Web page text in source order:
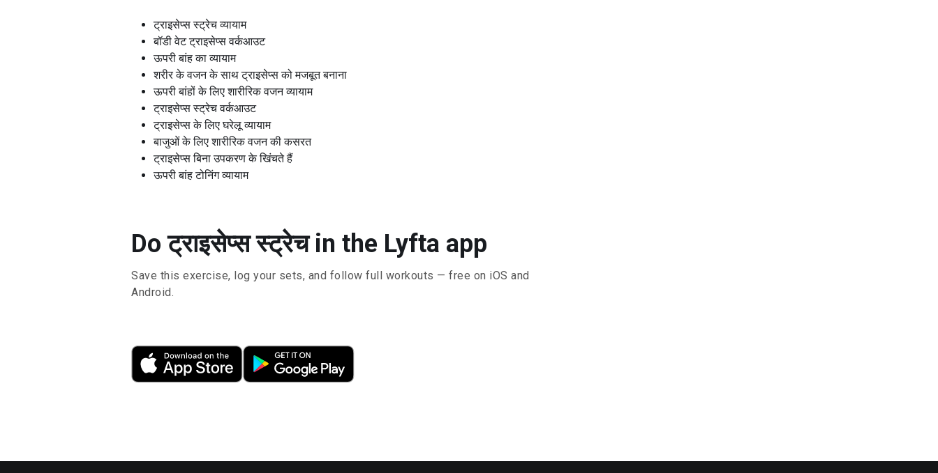
ट्राइसेप्स स्ट्रेच व्यायाम
बॉडी वेट ट्राइसेप्स वर्कआउट
ऊपरी बांह का व्यायाम
शरीर के वजन के साथ ट्राइसेप्स को मजबूत बनाना
ऊपरी बांहों के लिए शारीरिक वजन व्यायाम
ट्राइसेप्स स्ट्रेच वर्कआउट
ट्राइसेप्स के लिए घरेलू व्यायाम
बाजुओं के लिए शारीरिक वजन की कसरत
ट्राइसेप्स बिना उपकरण के खिंचते हैं
ऊपरी बांह टोनिंग व्यायाम
Do ट्राइसेप्स स्ट्रेच in the Lyfta app
Save this exercise, log your sets, and follow full workouts — free on iOS and
Android.